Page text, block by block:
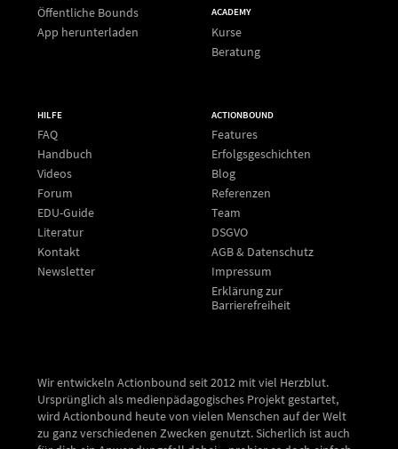
Öffentliche Bounds
App herunterladen
ACADEMY
Kurse
Beratung
HILFE
FAQ
Handbuch
Videos
Forum
EDU-Guide
Literatur
Kontakt
Newsletter
ACTIONBOUND
Features
Erfolgsgeschichten
Blog
Referenzen
Team
DSGVO
AGB & Datenschutz
Impressum
Erklärung zur
Barrierefreiheit
Wir entwickeln Actionbound seit 2012 mit viel Herzblut.
Ursprünglich als medienpädagogisches Projekt gestartet,
wird Actionbound heute von vielen Menschen auf der Welt
zu ganz verschiedenen Zwecken genutzt. Sicherlich ist auch